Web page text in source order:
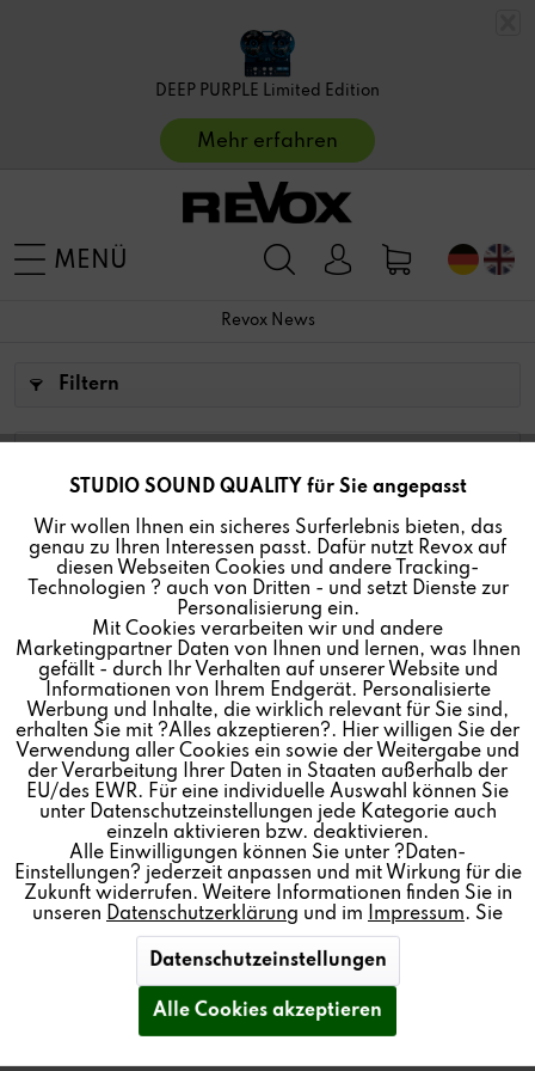
DEEP PURPLE Limited Edition
Mehr erfahren
MENÜ
Revox News
Filtern
REVOX VORTEIL-AKTION
Von: Marketing 04.02.22 08:15
Kaufen Sie jetzt einen Joy S119 Network Receiver
zusammen mit einerSTUDIOCONTROL C200 zum
Set-Preis von CHF 2.800,- (Sie sparen CHF 100,-).
Mehr lesen
Vertrag widerrufen
Funktionale Aktiv
Marketing Inaktiv
Tracking Inaktiv
Personalisierung Inaktiv
Service Inaktiv
STUDIO SOUND QUALITY für Sie angepasst
Wir wollen Ihnen ein sicheres Surferlebnis bieten, das
genau zu Ihren Interessen passt. Dafür nutzt Revox auf
diesen Webseiten Cookies und andere Tracking-
Technologien ? auch von Dritten - und setzt Dienste zur
Personalisierung ein.
Mit Cookies verarbeiten wir und andere
Marketingpartner Daten von Ihnen und lernen, was Ihnen
gefällt - durch Ihr Verhalten auf unserer Website und
Informationen von Ihrem Endgerät. Personalisierte
Werbung und Inhalte, die wirklich relevant für Sie sind,
erhalten Sie mit ?Alles akzeptieren?. Hier willigen Sie der
Verwendung aller Cookies ein sowie der Weitergabe und
der Verarbeitung Ihrer Daten in Staaten außerhalb der
EU/des EWR. Für eine individuelle Auswahl können Sie
unter Datenschutzeinstellungen jede Kategorie auch
einzeln aktivieren bzw. deaktivieren.
Alle Einwilligungen können Sie unter ?Daten-
Einstellungen? jederzeit anpassen und mit Wirkung für die
Zukunft widerrufen. Weitere Informationen finden Sie in
unseren Datenschutzerklärung und im Impressum. Sie
können Ihre Auswahl der Verwendung von Cookies
jederzeitspeichern.
Datenschutzeinstellungen
Alle Cookies akzeptieren